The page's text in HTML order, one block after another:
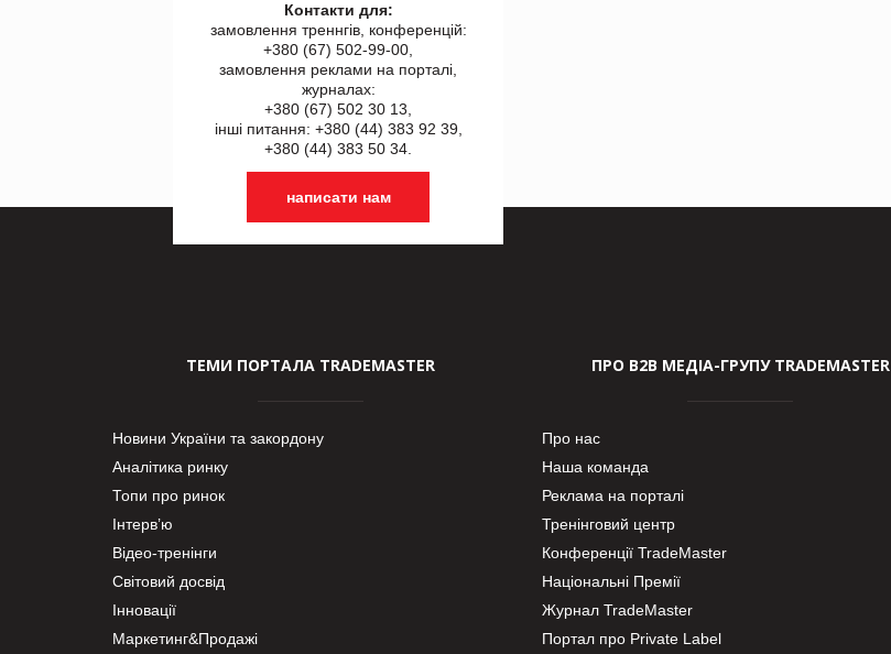
Контакти для:
замовлення треннгів, конференцій:
+380 (67) 502-99-00,
замовлення реклами на порталі,
журналах:
+380 (67) 502 30 13,
інші питання: +380 (44) 383 92 39,
+380 (44) 383 50 34.
написати нам
ТЕМИ ПОРТАЛА TRADEMASTER
Новини України та закордону
Аналітика ринку
Топи про ринок
Інтерв’ю
Відео-тренінги
Світовий досвід
Інновації
Маркетинг&Продажі
ПРО В2В МЕДІА-ГРУПУ TRADEMASTER
Про нас
Наша команда
Реклама на порталі
Тренінговий центр
Конференції TradeMaster
Національні Премії
Журнал TradeMaster
Портал про Private Label